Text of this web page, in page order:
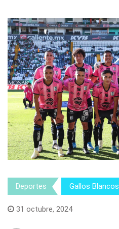
Deportes Gallos Blancos
31 octubre, 2024